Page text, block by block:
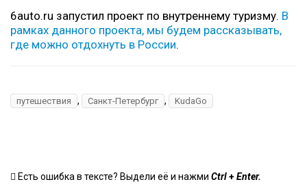
6auto.ru запустил проект по внутреннему туризму. В
рамках данного проекта, мы будем рассказывать,
где можно отдохнуть в России.
путешествия , Санкт-Петербург , KudaGo
Есть ошибка в тексте? Выдели её и нажми Ctrl+Enter.